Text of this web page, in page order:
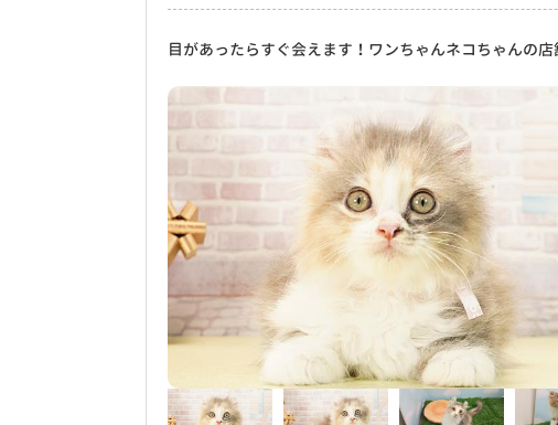
目があったらすぐ会えます！ワンちゃんネコちゃんの店